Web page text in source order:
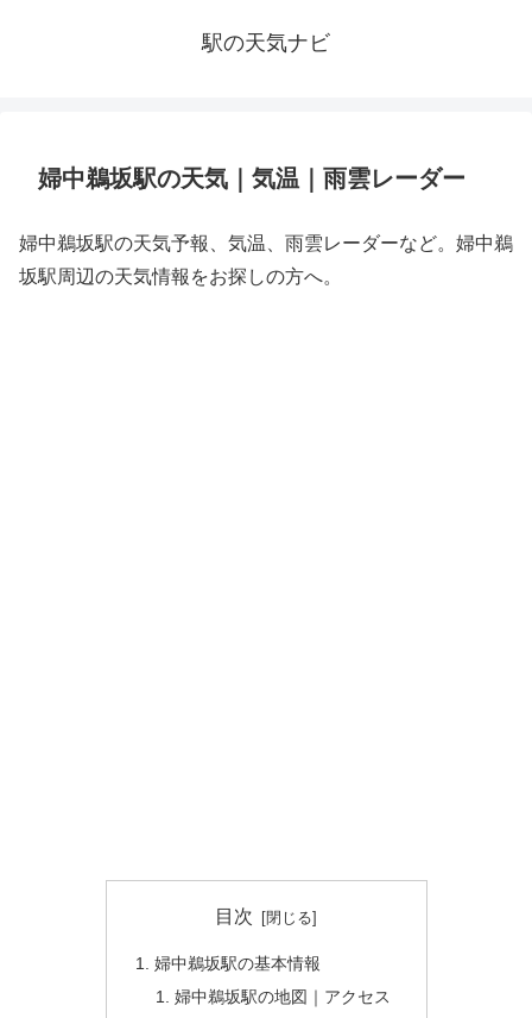
駅の天気ナビ
婦中鵜坂駅の天気｜気温｜雨雲レーダー
婦中鵜坂駅の天気予報、気温、雨雲レーダーなど。婦中鵜
坂駅周辺の天気情報をお探しの方へ。
目次
婦中鵜坂駅の基本情報
婦中鵜坂駅の地図｜アクセス